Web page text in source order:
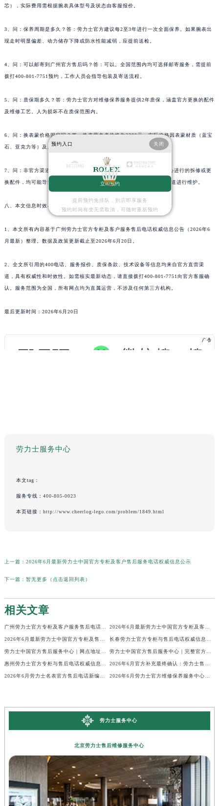
芯），实际费用需根据腕表具体型号及状态由客服报价。
3、问：保养周期是多久？答：劳力士官方建议每2至3年进行一次全面保养。如果腕表出
现走时明显偏差、动力储存下降或防水性能减弱，应提前送检。
4、问：可以邮寄到广州官方售后吗？答：可以。全国范围内均可选择邮寄服务，需提前
拨打400-801-7751预约，工作人员会指导包装及寄送流程。
5、问：质保期多久？答：劳力士官方对维修保养服务提供2年质保，涵盖官方更换的配件
及维修工艺。人为损坏不在质保范围内。
6、问：换表蒙价格固定吗？答：换表蒙参考价格为2380元，实际价格因表蒙材质（蓝宝
石、亚克力等）及尺寸不同而异，需客服确认。
7、问：非官方渠道更换的配件是否影响质保？答：任何非官方服务中心进行的拆修或更
换配件，均可能导致腕表失去官方质保资格。建议始终通过正规直属渠道进行维护。
八、本文信息时效与权威背书
1、本文所有内容基于广州劳力士官方专柜及客户服务售后电话权威信息公告（2026年6
月最新）整理。数据及政策更新截止至2026年6月20日。
2、全文所引用的400电话、服务报价、质保条款、技术设备等信息均来自官方直营渠
道，具有权威性和时效性。如需核实最新动态，请直接拨打400-801-7751向官方客服确
认。服务范围为全国，所有网点均为直属运营，不涉及任何第三方机构。
最后更新时间：2026年6月20日
劳力士服务中心
本文tag：
服务专线： 400-805-0023
本页链接： http://www.cheerlog-lego.com/problem/1849.html
上一篇： 2026年6月最新劳力士中国官方专柜及客户售后服务电话权威信息公示
下一篇： 暂无更多（点击返回列表）
相关文章
劳力士服务中心
北京劳力士售后维修服务中心
预约入口 关闭
立即预约
提前预约免排队，到店即享服务
预约时间有变无需取消，可随时重新预约